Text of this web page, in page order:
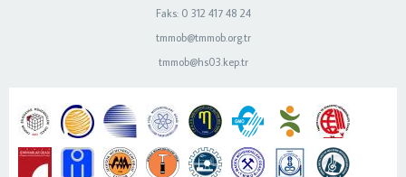
Faks: 0 312 417 48 24
tmmob@tmmob.org.tr
tmmob@hs03.kep.tr